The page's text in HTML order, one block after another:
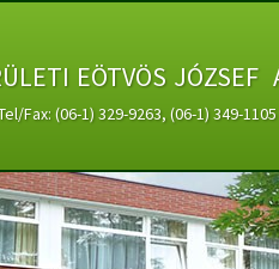
eötvös
Fax: (06-1) 329-9263, (06-1) 349-